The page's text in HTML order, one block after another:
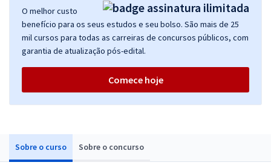
Sobre o curso Sobre o concurso
O melhor custo
benefício para os seus estudos e seu bolso. São mais de 25
mil cursos para todas as carreiras de concursos públicos, com
garantia de atualização pós-edital.
Comece hoje